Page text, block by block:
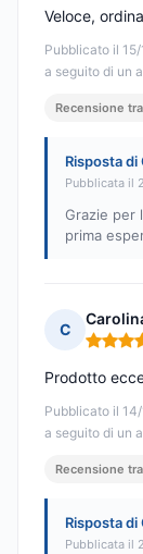
Pubblicato il
a seguito di un
Veloce,
Recensione
Risposta di
Pubblicata il
Grazie per
prima
C
Nota: 5
Pubblicato il
a seguito di un
Prodotto
Recensione
Risposta di
Pubblicata il